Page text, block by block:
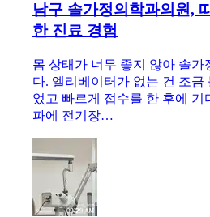
남구 솔가정의학과의원,
한 진료 경험
몸 상태가 너무 좋지 않아 솔가
다. 엘리베이터가 없는 건 조금
었고 빠르게 접수를 한 후에
파에 전기장…